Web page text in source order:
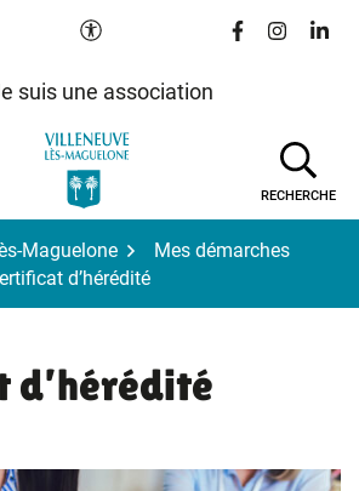
Paramètres d'accessibilité
Lien vers le
Lien vers
Lien
suis une association
RECHERCHE
Maguelone
Mes démarches
d’hérédité